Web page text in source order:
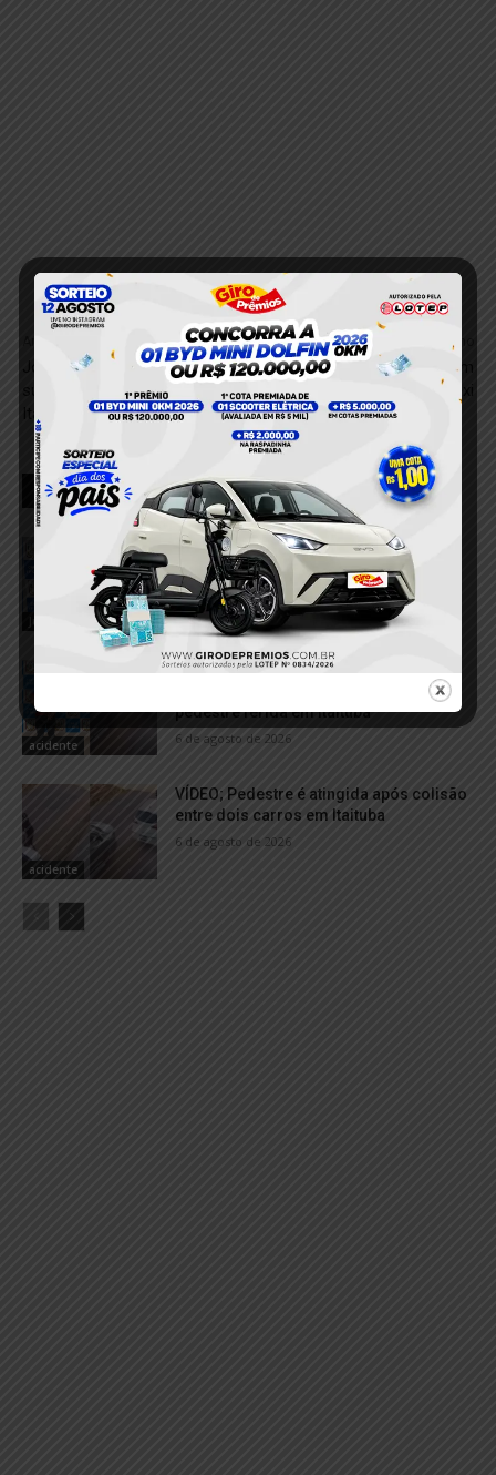
Jovem de 18 anos é preso
suspeito de furtar celular em
Próximo
Jovens são presos com
maconha e oxi
RELACIONADOS
Homem com mandado de prisão
preventiva é preso pela Polícia Militar
em Rurópolis
6 de agosto de 2026
acidente
Motorista é preso por suspeita de
embriaguez após acidente que deixou
pedestre ferida em Itaituba
6 de agosto de 2026
acidente
VÍDEO; Pedestre é atingida após colisão
entre dois carros em Itaituba
6 de agosto de 2026